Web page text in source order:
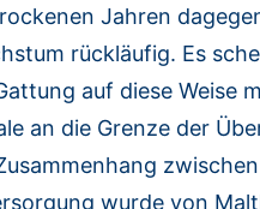
Jahren
rückläufig. Es
auf diese Weise
an die Grenze der
wurde von